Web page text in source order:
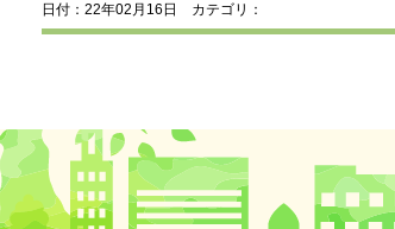
日付：22年02月16日 カテゴリ：